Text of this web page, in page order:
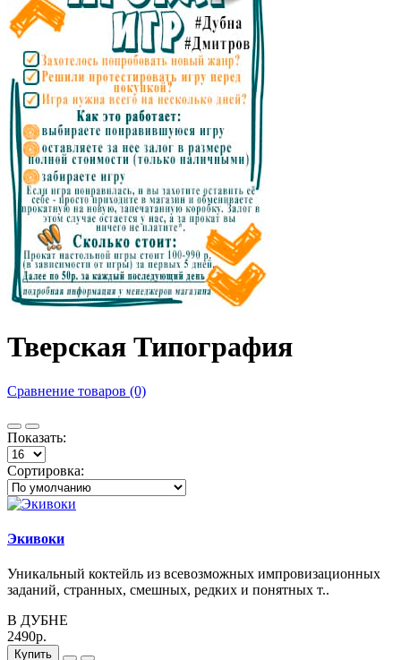
Тверская Типография
Сравнение товаров (0)
Показать:
Сортировка:
Экивоки
Уникальный коктейль из всевозможных импровизационных
заданий, странных, смешных, редких и понятных т..
В ДУБНЕ
2490р.
Купить